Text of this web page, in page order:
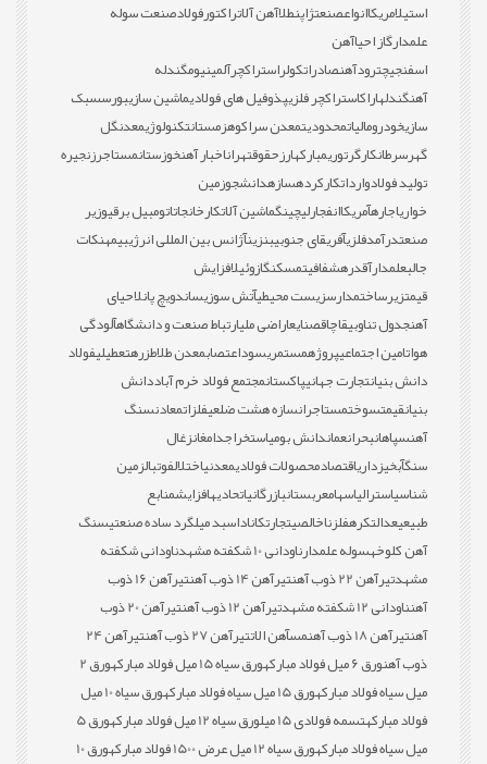
استیلامریکاانواعصنعتژاپنطلاآهن آلاتراکتورفولادصنعت سوله
علمدارگاز احیاآهن
اسفنجیچترودآهنصادراتکولراستراکچرآلمینیومگندله
آهنگندلهاراکاستراکچر فلزیپذوفیل های فولادیماشین سازیبورسسبک
سازیخودرومالیاتمحدودیتمعدن سراکوهزمستانتکنولوژیمعدنگل
گهرسرطانکارگرتوریمبارکهارزحقوقتهراناخبار آهنخوزستانمستاجرزنجیره
تولید فولادوارداتکارکردهسازهدانشجوزمین
خواریاجارهآمریکاانفجارلیچینگماشین آلاتکارخانجاتاتومبیل برقیوزیر
صنعتدرآمدفلزیآفریقای جنوبیبنزینآژانس بین المللی انرژیبیمهنکات
جالبعلمدارآقدرهشفافیتمسکنگازوئیلافزایش
قیمتزیرساختمدارسزیست محیطیآتش سوزیساندویچ پانلاحیای
آهنجدول تناوبیقاچاقصنایعاراضی ملیارتباط صنعت و دانشگاهآلودگی
هواتامین اجتماعیپروژهمستمریسوداعتصابمعدن طلاطزرهتعطیلیفولاد
دانش بنیانتجارت جهانیپاکستانمجتمع فولاد خرم آباددانش
بنیانقیمتسوختمستاجرانسازه هشت ضلعیفلزاتمعادنسنگ
آهنسپاهانبحرانعماندانش بومیاستخراجدامغانزغال
سنگآبخیزداریاقتصادمحصولات فولادیمعدنیاختلالفوتبالزمین
شناسیاسترالیاسهامعربستانبازرگانیاتحادیهافزایشمنابع
طبیعیعدالتکرهفلزناخالصیتجارتکاناداسبد میلگرد ساده صنعتیسنگ
آهن کلوخهسوله علمدارناودانی 10 شکفته مشهد
ناودانی شکفته
مشهدتیرآهن 22 ذوب آهن تیرآهن 14 ذوب آهن
تیرآهن 16 ذوب
آهنناودانی 12 شکفته مشهد تیرآهن 12 ذوب آهن
تیرآهن 20 ذوب
آهنتیرآهن 18 ذوب آهن مسآهن الاتتیرآهن 27 ذوب آهن
تیرآهن 24
ذوب آهنورق 6 میل فولاد مبارکه ورق سیاه 15 میل فولاد مبارکه
ورق 2
میل سیاه فولاد مبارکهورق 15 میل سیاه فولاد مبارکه
ورق سیاه 10 میل
فولاد مبارکهتسمه فولادی 15 میل ورق سیاه 12 میل فولاد مبارکه
ورق 5
میل سیاه فولاد مبارکهورق سیاه 12 میل عرض 1500 فولاد مبارکه
ورق 10